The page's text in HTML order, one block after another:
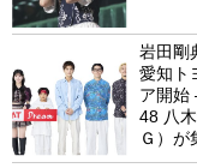
岩田剛
愛知ト
ア開始
48 八
Ｇ）